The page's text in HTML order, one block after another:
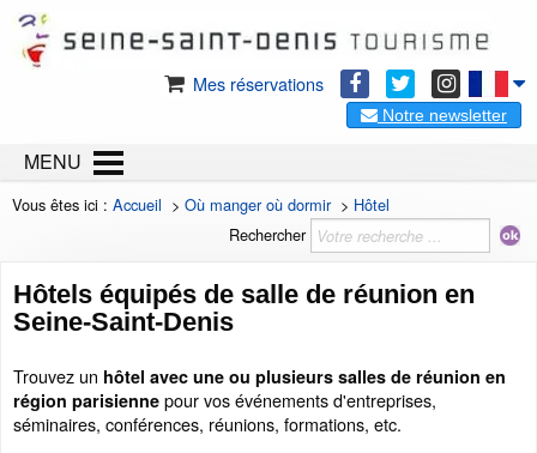
Mes réservations
Notre newsletter
MENU
Vous êtes ici : Accueil > Où manger où dormir> Hôtel
Rechercher
Hôtels équipés de salle de réunion en
Seine-Saint-Denis
Trouvez un hôtel avec une ou plusieurs salles de réunion en
région parisienne pour vos événements d'entreprises,
séminaires, conférences, réunions, formations, etc.